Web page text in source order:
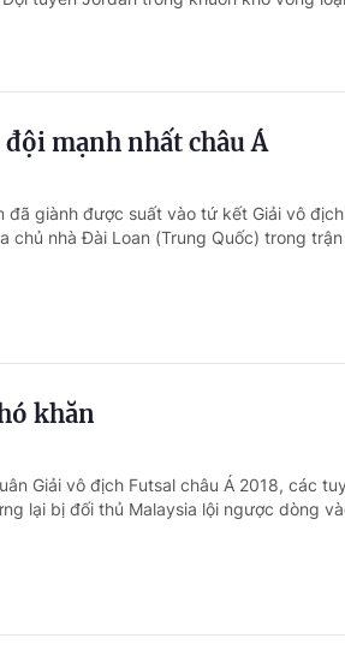
mạnh nhất châu Á
đã giành được suất vào tứ kết Giải vô
chủ nhà Đài Loan (Trung Quốc) trong
khăn
Giải vô địch Futsal châu Á 2018, các
lại bị đối thủ Malaysia lội ngược dòng